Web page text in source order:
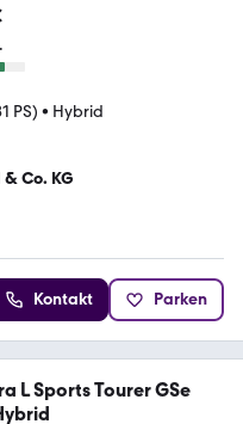
PS) • Hybrid
Co. KG
Kontakt Parken
L Sports Tourer GSe